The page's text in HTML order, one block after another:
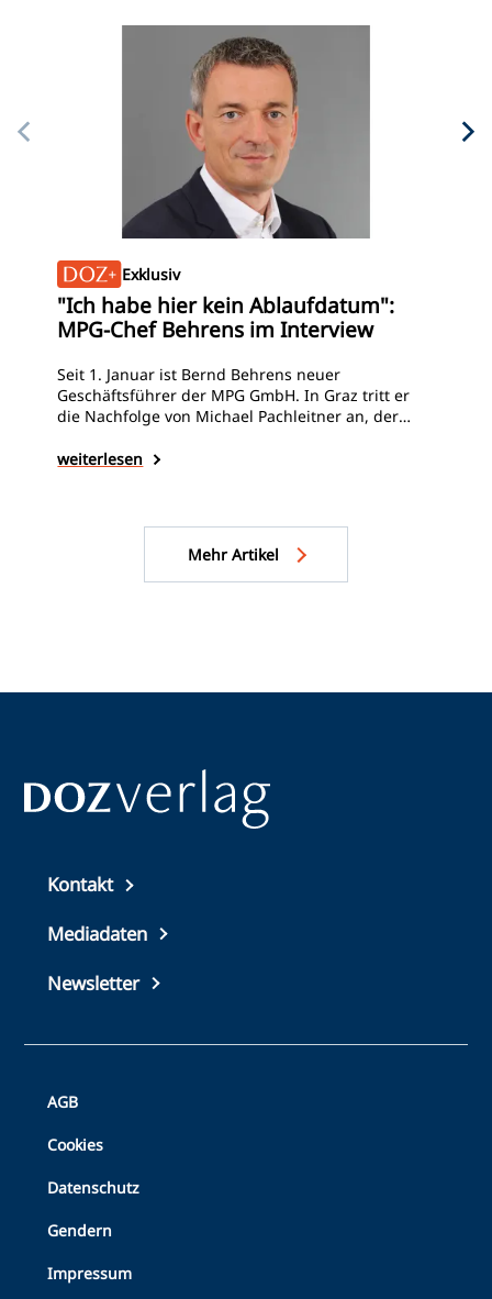
weiterlesen
Exklusiv
"Ich habe hier kein Ablaufdatum":
MPG-Chef Behrens im Interview
Seit 1. Januar ist Bernd Behrens neuer
Geschäftsführer der MPG GmbH. In Graz tritt er
die Nachfolge von Michael Pachleitner an, der
Erst einige Monate nach seinem Amtsantritt
Zukunftsplanung des Unternehmens.
Mehr Artikel
Top
footer
Kontakt
Mediadaten
Newsletter
Bottom
Footer
AGB
Cookies
Datenschutz
Gendern
Impressum